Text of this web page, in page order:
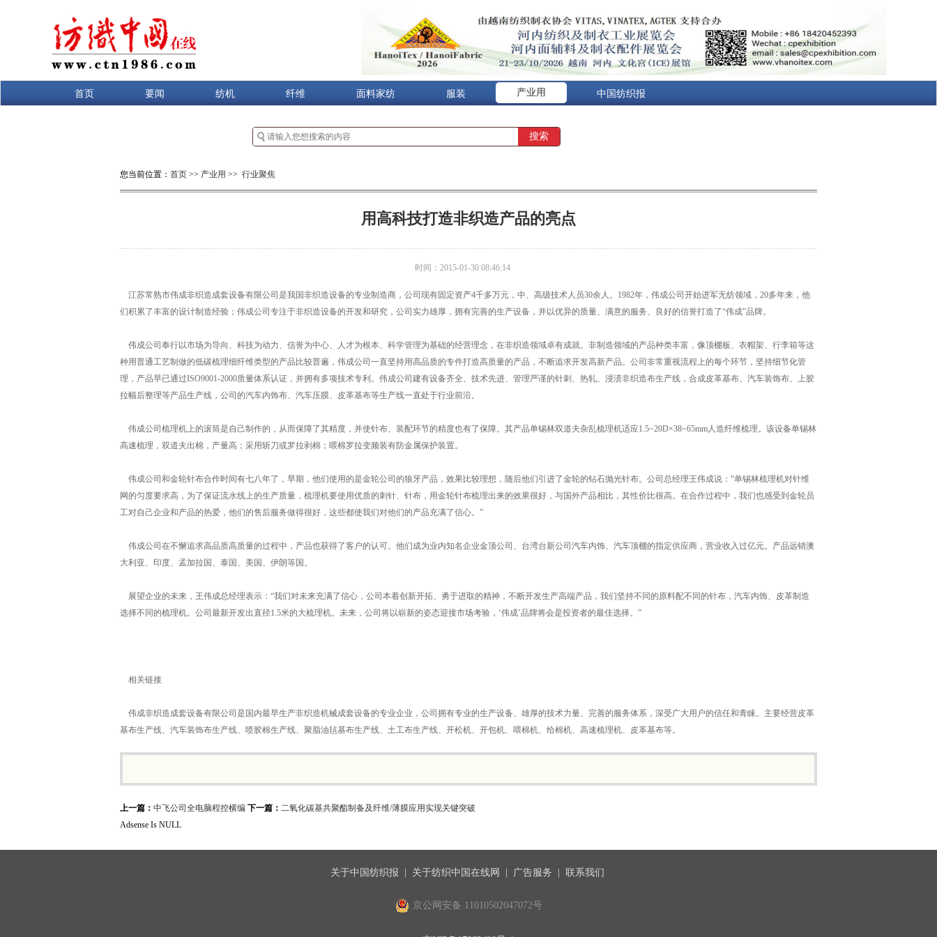
首页 要闻 纺机 纤维 面料家纺 服装 产业用 中国纺织报
您当前位置： 首页 >> 产业用 >> 行业聚焦
用高科技打造非织造产品的亮点
时间：2015-01-30 08:46:14
江苏常熟市伟成非织造成套设备有限公司是我国非织造设备的专业制造商，公司现有固定资产4千多万元，中、高级技术人员30余人。1982年，伟成公司开始进军无纺领域，20多年来，他
们积累了丰富的设计制造经验；伟成公司专注于非织造设备的开发和研究，公司实力雄厚，拥有完善的生产设备，并以优异的质量、满意的服务、良好的信誉打造了“伟成”品牌。
伟成公司奉行以市场为导向、科技为动力、信誉为中心、人才为根本、科学管理为基础的经营理念，在非织造领域卓有成就。非制造领域的产品种类丰富，像顶棚板、衣帽架、行李箱等这
种用普通工艺制做的低碳梳理细纤维类型的产品比较普遍，伟成公司一直坚持用高品质的专件打造高质量的产品，不断追求开发高新产品。公司非常重视流程上的每个环节，坚持细节化管
理，产品早已通过ISO9001-2000质量体系认证，并拥有多项技术专利。伟成公司建有设备齐全、技术先进、管理严谨的针刺、热轧、浸渍非织造布生产线，合成皮革基布、汽车装饰布、上胶
拉幅后整理等产品生产线，公司的汽车内饰布、汽车压膜、皮革基布等生产线一直处于行业前沿。
伟成公司梳理机上的滚筒是自己制作的，从而保障了其精度，并使针布、装配环节的精度也有了保障。其产品单锡林双道夫杂乱梳理机适应1.5~20D×38~65mm人造纤维梳理。该设备单锡林
高速梳理，双道夫出棉，产量高；采用斩刀或罗拉剥棉；喂棉罗拉变频装有防金属保护装置。
伟成公司和金轮针布合作时间有七八年了，早期，他们使用的是金轮公司的狼牙产品，效果比较理想，随后他们引进了金轮的钻石抛光针布。公司总经理王伟成说：“单锡林梳理机对针维
网的匀度要求高，为了保证流水线上的生产质量，梳理机要使用优质的刺针、针布，用金轮针布梳理出来的效果很好，与国外产品相比，其性价比很高。在合作过程中，我们也感受到金轮员
工对自己企业和产品的热爱，他们的售后服务做得很好，这些都使我们对他们的产品充满了信心。”
伟成公司在不懈追求高品质高质量的过程中，产品也获得了客户的认可。他们成为业内知名企业金顶公司、台湾台新公司汽车内饰、汽车顶棚的指定供应商，营业收入过亿元。产品远销澳
大利亚、印度、孟加拉国、泰国、美国、伊朗等国。
展望企业的未来，王伟成总经理表示：“我们对未来充满了信心，公司本着创新开拓、勇于进取的精神，不断开发生产高端产品，我们坚持不同的原料配不同的针布，汽车内饰、皮革制造
选择不同的梳理机。公司最新开发出直径1.5米的大梳理机。未来，公司将以崭新的姿态迎接市场考验，‘伟成’品牌将会是投资者的最佳选择。”
相关链接
伟成非织造成套设备有限公司是国内最早生产非织造机械成套设备的专业企业，公司拥有专业的生产设备、雄厚的技术力量、完善的服务体系，深受广大用户的信任和青睐。主要经营皮革
基布生产线、汽车装饰布生产线、喷胶棉生产线、聚脂油毡基布生产线、土工布生产线、开松机、开包机、喂棉机、给棉机、高速梳理机、皮革基布等。
上一篇： 中飞公司全电脑程控横编 下一篇： 二氧化碳基共聚酯制备及纤维/薄膜应用实现关键突破
Adsense Is NULL
关于中国纺织报 关于纺织中国在线网 广告服务 联系我们
京公网安备 11010502047072号